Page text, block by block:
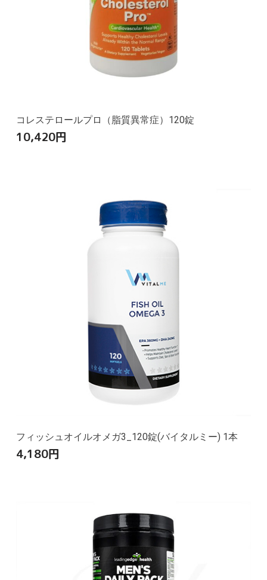
コレステロールプロ（脂質異常症）120錠
10,420円
フィッシュオイルオメガ3_120錠(バイタルミー) 1本
4,180円